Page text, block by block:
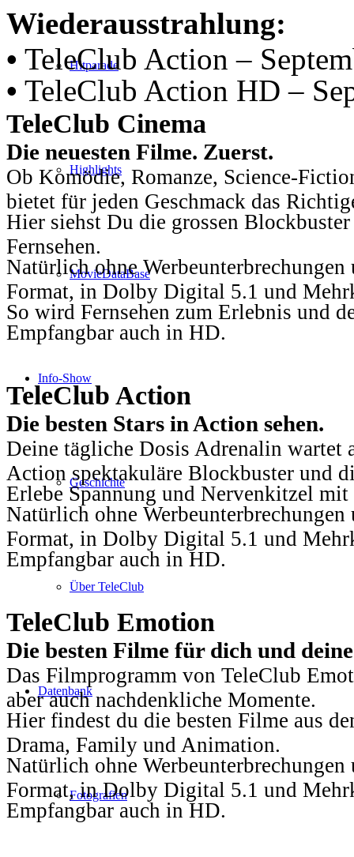
Hitparade
Highlights
MovieDataBase
Info-Show
Geschichte
Über TeleClub
Datenbank
Fotografien
Wiederausstrahlung:
• TeleClub Action –
• TeleClub Action HD –
TeleClub Cinema
Die neuesten Filme. Zuerst.
Ob Komödie, Romanze, Science-
bietet für jeden Geschmack das
Hier siehst Du die grossen
Fernsehen.
Natürlich ohne
Format, in Dolby Digital 5.1 und
So wird Fernsehen zum Erlebnis und
Empfangbar auch in HD.
TeleClub Action
Die besten Stars in Action sehen.
Deine tägliche Dosis Adrenalin wartet
Action spektakuläre Blockbuster und
Erlebe Spannung und Nervenkitzel
Natürlich ohne
Format, in Dolby Digital 5.1 und
Empfangbar auch in HD.
TeleClub Emotion
Die besten Filme für dich und
Das Filmprogramm von TeleClub
aber auch nachdenkliche Momente.
Hier findest du die besten Filme aus
Drama, Family und Animation.
Natürlich ohne
Format, in Dolby Digital 5.1 und
Empfangbar auch in HD.